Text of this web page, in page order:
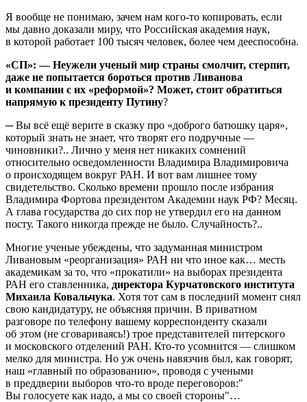
Я вообще не понимаю, зачем нам кого-то копировать, если
мы давно доказали миру, что Российская академия наук,
в которой работает 100 тысяч человек, более чем дееспособна.
«СП»: — Неужели ученый мир страны смолчит, стерпит,
даже не попытается бороться против Ливанова
и компании с их «реформой»? Может, стоит обратиться
напрямую к президенту Путину?
─​ Вы всё ещё верите в сказку про «доброго батюшку царя»,
который знать не знает, что творят его подручные —
чиновники?.. Лично у меня нет никаких сомнений
относительно осведомленности Владимира Владимировича
о происходящем вокруг РАН. И вот вам лишнее тому
свидетельство. Сколько времени прошло после избрания
Владимира Фортова президентом Академии наук РФ? Месяц.
А глава государства до сих пор не утвердил его на данном
посту. Такого никогда прежде не было. Случайность?..
Многие ученые убеждены, что задуманная министром
Ливановым «реорганизация» РАН ни что иное как… месть
академикам за то, что «прокатили» на выборах президента
РАН его ставленника, директора Курчатовского института
Михаила Ковальчука. Хотя тот сам в последний момент снял
свою кандидатуру, не объясняя причин. В приватном
разговоре по телефону вашему корреспонденту сказали
об этом (не сговариваясь!) трое представителей питерского
и московского отделений РАН. Кто-то усомнится — слишком
мелко для министра. Но уж очень навязчив был, как говорят,
наш «главный по образованию», проводя с учеными
в преддверии выборов что-то вроде переговоров:"
Вы голосуете как надо, а мы со своей стороны"…